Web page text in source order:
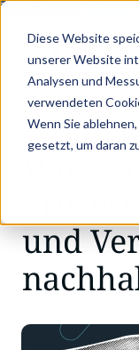
Diese Website
unserer Website
Analysen und
verwendeten
Wenn Sie
gesetzt, um daran
MIT
Knowledge•
WHITEPAPER
Wie
und